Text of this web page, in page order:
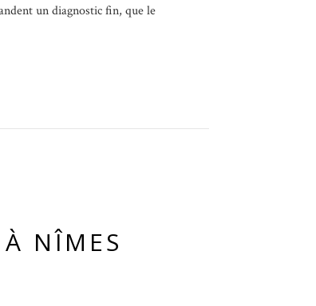
un diagnostic fin, que le
NÎMES